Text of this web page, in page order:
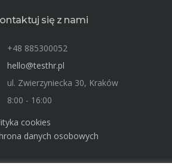
się z nami
+48 885300052
hello@testhr.pl
ul. Zwierzyniecka 30, Kraków
8:00 - 16:00
cookies
danych osobowych